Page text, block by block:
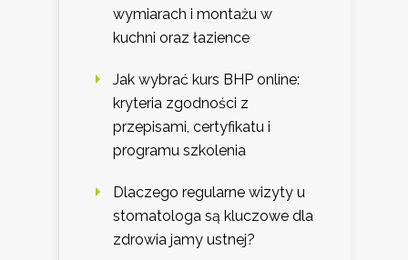
wymiarach i montażu w
kuchni oraz łazience
Jak wybrać kurs BHP online:
kryteria zgodności z
przepisami, certyfikatu i
programu szkolenia
Dlaczego regularne wizyty u
stomatologa są kluczowe dla
zdrowia jamy ustnej?